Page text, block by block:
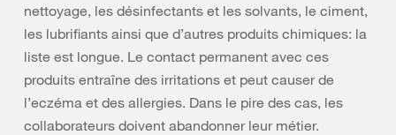
nettoyage, les désinfectants et les solvants, le ciment,
les lubrifiants ainsi que d’autres produits chimiques: la
liste est longue. Le contact permanent avec ces
produits entraîne des irritations et peut causer de
l’eczéma et des allergies. Dans le pire des cas, les
collaborateurs doivent abandonner leur métier.